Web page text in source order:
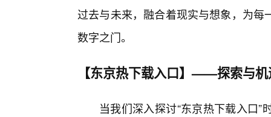
过去与未来，融合着现实与想象，为
数字之门。
【东京热下载入口】——探索与
当我们深入探讨“东京热下载入口